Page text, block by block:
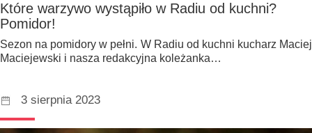
Które warzywo wystąpiło w Radiu od kuchni?
Pomidor!
Sezon na pomidory w pełni. W Radiu od kuchni kucharz Maciej
Maciejewski i nasza redakcyjna koleżanka…
3 sierpnia 2023